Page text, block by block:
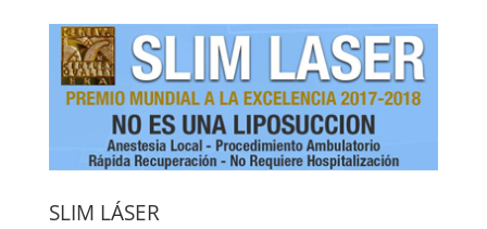
SLIM LÁSER